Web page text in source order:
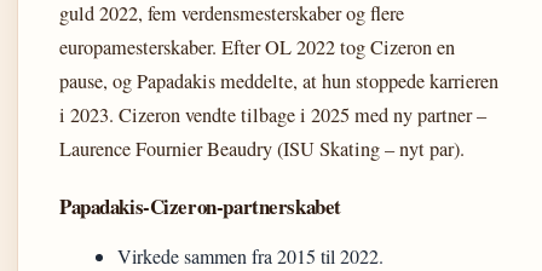
guld 2022, fem verdensmesterskaber og flere
europamesterskaber. Efter OL 2022 tog Cizeron en
pause, og Papadakis meddelte, at hun stoppede karrieren
i 2023. Cizeron vendte tilbage i 2025 med ny partner –
Laurence Fournier Beaudry (ISU Skating – nyt par).
Papadakis-Cizeron-partnerskabet
Virkede sammen fra 2015 til 2022.